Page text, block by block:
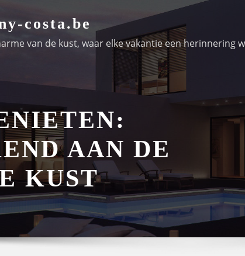
costa.be
van de kust, waar elke vakantie een herinnering
AAN DE
KUST